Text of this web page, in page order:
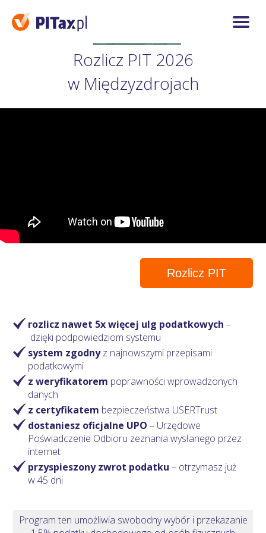
Rozlicz PIT 2026
w Międzyzdrojach
Rozlicz PIT
rozlicz nawet 5x więcej ulg podatkowych–
dzięki podpowiedziom systemu
system zgodnyz najnowszymi przepisami
podatkowymi
z weryfikatorem poprawności wprowadzonych
danych
z certyfikatem bezpieczeństwa USERTrust
dostaniesz oficjalne UPO – Urzędowe
Poświadczenie Odbioru zeznania wysłanego przez
internet
przyspieszony zwrot podatku – otrzymasz już
w 45 dni
Program ten umożliwia swobodny wybór i przekazanie